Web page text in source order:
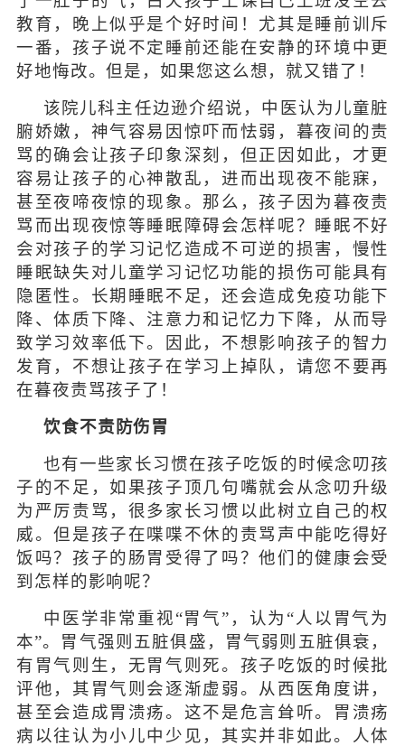
教育，晚上似乎是个好时间！尤其是睡前训斥
一番，孩子说不定睡前还能在安静的环境中更
好地悔改。但是，如果您这么想，就又错了！
该院儿科主任边逊介绍说，中医认为儿童脏
腑娇嫩，神气容易因惊吓而怯弱，暮夜间的责
骂的确会让孩子印象深刻，但正因如此，才更
容易让孩子的心神散乱，进而出现夜不能寐，
甚至夜啼夜惊的现象。那么，孩子因为暮夜责
骂而出现夜惊等睡眠障碍会怎样呢？睡眠不好
会对孩子的学习记忆造成不可逆的损害，慢性
睡眠缺失对儿童学习记忆功能的损伤可能具有
隐匿性。长期睡眠不足，还会造成免疫功能下
降、体质下降、注意力和记忆力下降，从而导
致学习效率低下。因此，不想影响孩子的智力
发育，不想让孩子在学习上掉队，请您不要再
在暮夜责骂孩子了！
饮食不责防伤胃
也有一些家长习惯在孩子吃饭的时候念叨孩
子的不足，如果孩子顶几句嘴就会从念叨升级
为严厉责骂，很多家长习惯以此树立自己的权
威。但是孩子在喋喋不休的责骂声中能吃得好
饭吗？孩子的肠胃受得了吗？他们的健康会受
到怎样的影响呢？
中医学非常重视“胃气”，认为“人以胃气为
本”。胃气强则五脏俱盛，胃气弱则五脏俱衰，
有胃气则生，无胃气则死。孩子吃饭的时候批
评他，其胃气则会逐渐虚弱。从西医角度讲，
甚至会造成胃溃疡。这不是危言耸听。胃溃疡
病以往认为小儿中少见，其实并非如此。人体